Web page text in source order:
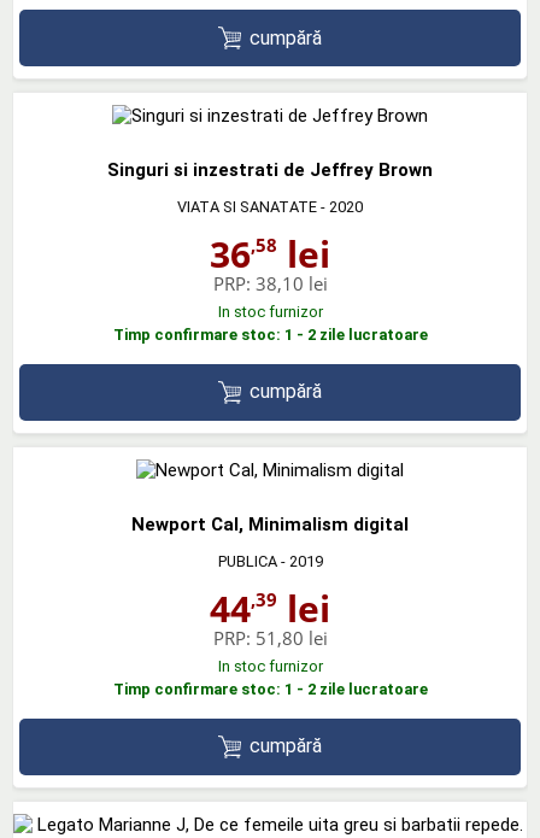
cumpără
Singuri si inzestrati de Jeffrey Brown
VIATA SI SANATATE - 2020
36,58 lei
PRP: 38,10 lei
In stoc furnizor
Timp confirmare stoc: 1 - 2 zile lucratoare
cumpără
Newport Cal, Minimalism digital
PUBLICA- 2019
44,39 lei
PRP: 51,80 lei
In stoc furnizor
Timp confirmare stoc: 1 - 2 zile lucratoare
cumpără